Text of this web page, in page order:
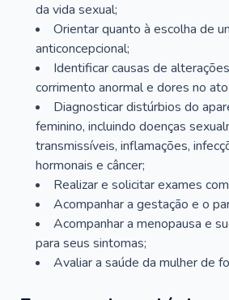
da vida sexual;
Orientar quanto à escolha de
anticoncepcional;
Identificar causas de
corrimento anormal e dores no
Diagnosticar distúrbios do
feminino, incluindo doenças
transmissíveis, inflamações,
hormonais e câncer;
Realizar e solicitar exames
Acompanhar a gestação e o
Acompanhar a menopausa e
para seus sintomas;
Avaliar a saúde da mulher de